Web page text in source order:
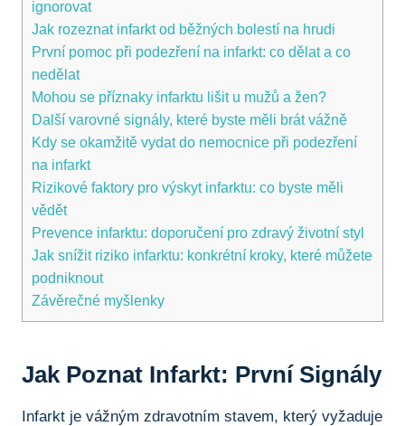
ignorovat
Jak​ rozeznat infarkt od běžných bolestí na⁤ hrudi
První pomoc při podezření na infarkt: ‌co⁤ dělat ⁣a co
nedělat
Mohou se příznaky‍ infarktu lišit u ⁤mužů a žen?
Další varovné signály,⁣ které byste měli brát vážně
Kdy se‌ okamžitě vydat do nemocnice při podezření
na infarkt
Rizikové faktory‍ pro výskyt ​infarktu: co byste měli
⁣vědět
Prevence infarktu: doporučení ⁤pro ​zdravý životní styl
Jak ⁢snížit riziko infarktu: konkrétní kroky, které můžete
podniknout
Závěrečné⁣ myšlenky
Jak Poznat Infarkt:⁤ První ⁢signály
Infarkt je vážným zdravotním stavem, který vyžaduje